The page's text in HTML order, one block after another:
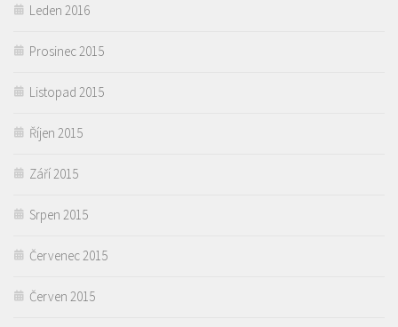
Leden 2016
Prosinec 2015
Listopad 2015
Říjen 2015
Září 2015
Srpen 2015
Červenec 2015
Červen 2015